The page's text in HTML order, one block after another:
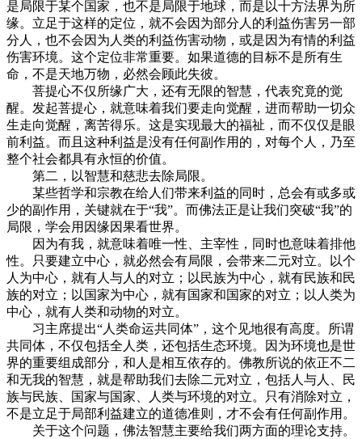
是局限于某个国家，也不是局限于地球，而是以十方法界为所
缘。立足于这样的定位，就不会因为部分人的利益伤害另一部
分人，也不会因为人类的利益伤害动物，或是因为有情的利益
伤害环境。这个定位非常重要。如果道德的目标不是所有生
命，不是天地万物，必然会顾此失彼。
菩提心不仅所缘广大，还有无限的智慧，代表究竟的觉
醒。发起菩提心，就意味着我们要走向觉醒，进而帮助一切众
生走向觉醒，离苦得乐。这是实现最大的福祉，而不仅仅是眼
前利益。而且这种利益是没有任何副作用的，对每个人，乃至
整个社会都具有永恒的价值。
第二，以智慧和慈悲去除局限。
某些哲学和宗教在给人们带来利益的同时，总会有或多或
少的副作用，关键就在于“我”。而佛法正是让我们突破“我”的
局限，学会用因缘因果看世界。
因为有我，就意味着唯一性、主宰性，同时也意味着排他
性。只要建立中心，就必然会有局限，会带来二元对立。以个
人为中心，就有人与人的对立；以民族为中心，就有民族和民
族的对立；以国家为中心，就有国家和国家的对立；以人类为
中心，就有人类和动物的对立。
习主席提出“人类命运共同体”，这个见地很有高度。所谓
共同体，不仅包括全人类，还包括生态环境。因为环境也是世
界的重要组成部分，和人是相互依存的。佛教所说的依正不二
和无我的智慧，就是帮助我们去除二元对立，包括人与人、民
族与民族、国家与国家、人类与环境的对立。只有消除对立，
不是立足于局部利益建立的道德准则，才不会有任何副作用。
关于这个问题，佛法智慧主要给我们两方面的理论支持。